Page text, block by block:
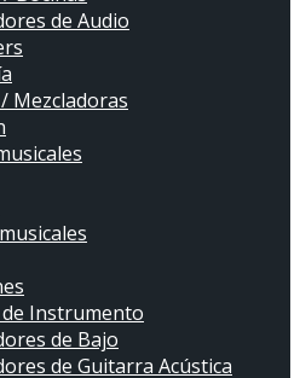
de Audio
Mezcladoras
Instrumento
de Bajo
de Guitarra Acústica